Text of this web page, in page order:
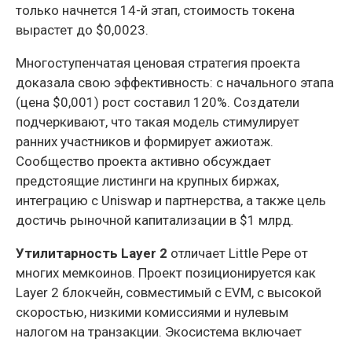
только начнется 14-й этап, стоимость токена
вырастет до $0,0023.
Многоступенчатая ценовая стратегия проекта
доказала свою эффективность: с начального этапа
(цена $0,001) рост составил 120%. Создатели
подчеркивают, что такая модель стимулирует
ранних участников и формирует ажиотаж.
Сообщество проекта активно обсуждает
предстоящие листинги на крупных биржах,
интеграцию с Uniswap и партнерства, а также цель
достичь рыночной капитализации в $1 млрд.
Утилитарность Layer 2 отличает Little Pepe от
многих мемкоинов. Проект позиционируется как
Layer 2 блокчейн, совместимый с EVM, с высокой
скоростью, низкими комиссиями и нулевым
налогом на транзакции. Экосистема включает